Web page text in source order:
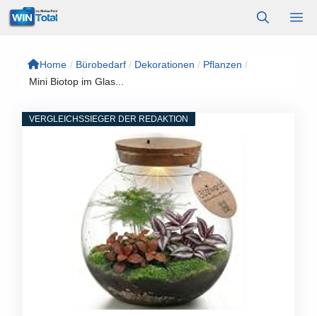
Zum
Inhalt
Home / Bürobedarf / Dekorationen / Pflanzen /
Mini Biotop im Glas...
VERGLEICHSSIEGER DER REDAKTION